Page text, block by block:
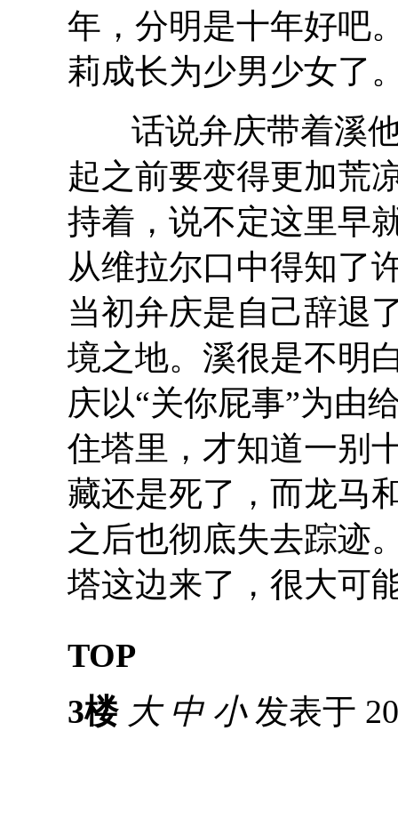
年，分明是十年好吧
莉成长为少男少女了
话说弁庆带着溪
起之前要变得更加荒
持着，说不定这里早
从维拉尔口中得知了
当初弁庆是自己辞退
境之地。溪很是不明
庆以“关你屁事”为由
住塔里，才知道一别
藏还是死了，而龙马
之后也彻底失去踪迹
塔这边来了，很大可
TOP
3楼 大 中 小发表于